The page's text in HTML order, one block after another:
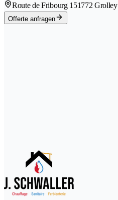
Route de Fribourg 151772 Grolley
Offerte anfragen